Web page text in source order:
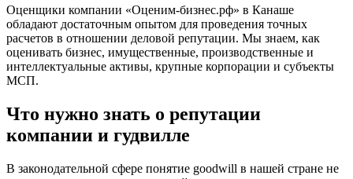
Оценщики компании «Оценим-бизнес.рф» в Канаше
обладают достаточным опытом для проведения точных
расчетов в отношении деловой репутации. Мы знаем, как
оценивать бизнес, имущественные, производственные и
интеллектуальные активы, крупные корпорации и субъекты
МСП.
Что нужно знать о репутации
компании и гудвилле
В законодательной сфере понятие goodwill в нашей стране не
Балашов
Барабинск
Барнаул
Батайск
Бахчисарай
Белгород
Белебей
Белогорск